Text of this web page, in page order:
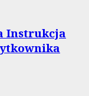
Instrukcja